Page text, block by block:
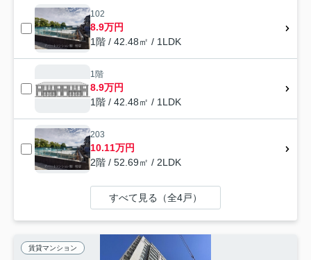
102
8.9万円
1階 / 42.48㎡ / 1LDK
1階
8.9万円
1階 / 42.48㎡ / 1LDK
203
10.11万円
2階 / 52.69㎡ / 2LDK
すべて見る（全4戸）
賃貸マンション